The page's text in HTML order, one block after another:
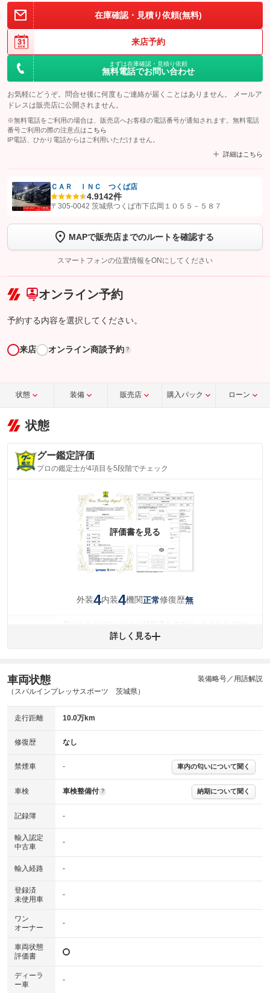
在庫確認・見積り依頼(無料)
来店予約
まずは在庫確認・見積り依頼
無料電話でお問い合わせ
お気軽にどうぞ。問合せ後に何度もご連絡が届くことはありません。 メールア
ドレスは販売店に公開されません。
※無料電話をご利用の場合は、販売店へお客様の電話番号が通知されます。無料電話
番号ご利用の際の注意点は こちら
IP電話、ひかり電話からはご利用いただけません。
詳細はこちら
【STEP1】認証画面でグーネットを友だち追加してから「許可する」ボタンを押
します
トーク画面で
ボタンをタップして問い合わせを
完了してください。
こちら
ＣＡＲ ＩＮＣ つくば店
4.9142件
〒305-0042 茨城県つくば市下広岡１０５５－５８７
MAPで販売店までのルートを確認する
スマートフォンの位置情報をONにしてください
オンライン予約
予約する内容を選択してください。
来店 オンライン商談予約 ?
状態 装備 販売店 購入パック ローン
状態
グー鑑定評価
プロの鑑定士が4項目を5段階でチェック
評価書を見る
外装4内装4機関正常修復歴無
気になるキズやヘコミは補修済みですが、小さなキズやヘ
コミが残っています。
(内装状態)
機関 主要機関に不具合はありません。
修復歴 詳細は鑑定書をご確認ください。
※グー鑑定は保証サービスではございません。購入時は必ず現車をご確認
※実際にお渡しするコンディションチェックシートにつきましては、形式
※グー鑑定の評価はあくまでも記載している鑑定日の鑑定結果となりま
す。車両情報等の詳細は各販売店へお問い合わせ下さい。
詳しく見る
車両状態
（スバルインプレッサスポーツ 茨城県）
装備略号／用語解説
走行距離 10.0万km
修復歴 なし
禁煙車 - 車内の匂いについて聞く
車検 車検整備付 ? 納期について聞く
記録簿 -
輸入認定
中古車
-
輸入経路 -
登録済
未使用車
-
ワン
オーナー
-
車両状態
評価書
ディーラ
ー車
-